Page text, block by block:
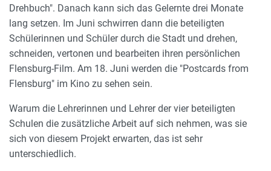
Drehbuch". Danach kann sich das Gelernte drei Monate
lang setzen. Im Juni schwirren dann die beteiligten
Schülerinnen und Schüler durch die Stadt und drehen,
schneiden, vertonen und bearbeiten ihren persönlichen
Flensburg-Film. Am 18. Juni werden die "Postcards from
Flensburg" im Kino zu sehen sein.
Warum die Lehrerinnen und Lehrer der vier beteiligten
Schulen die zusätzliche Arbeit auf sich nehmen, was sie
sich von diesem Projekt erwarten, das ist sehr
unterschiedlich.